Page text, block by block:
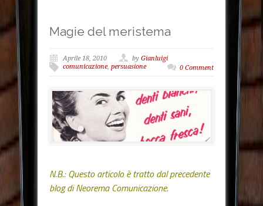
Magie del meristema
Aprile 18, 2010 by Gianluigi
comunicazione, persuasione 0 Comment
N.B.: Questo articolo è tratto dal precedente
blog di Neorema Comunicazione.